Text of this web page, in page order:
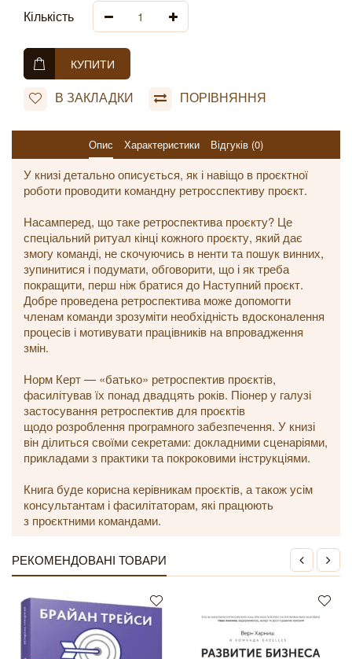
Кількість
КУПИТИ
В ЗАКЛАДКИ ПОРІВНЯННЯ
Опис Характеристики Відгуків (0)
У книзі детально описується, як і навіщо в проєктної
роботи проводити командну ретросспективу проєкт.
Насамперед, що таке ретроспектива проєкту? Це
спеціальний ритуал кінці кожного проєкту, який дає
змогу команді, не скочуючись в ненти та пошук винних,
зупинитися і подумати, обговорити, що і як треба
покращити, перш ніж братися до Наступний проєкт.
Добре проведена ретроспектива може допомогти
членам команди зрозуміти необхідність вдосконалення
процесів і мотивувати працівників на впровадження
змін.
Норм Керт — «батько» ретроспектив проєктів,
фасилітував їх понад двадцять років. Піонер у галузі
застосування ретроспектив для проєктів
щодо розроблення програмного забезпечення. У книзі
він ділиться своїми секретами: докладними сценаріями,
прикладами з практики та покроковими інструкціями.
Книга буде корисна керівникам проєктів, а також усім
консультантам і фасилітаторам, які працюють
з проєктними командами.
РЕКОМЕНДОВАНІ ТОВАРИ